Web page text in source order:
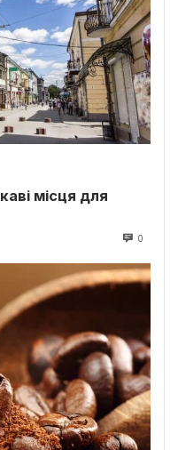
місця для
0